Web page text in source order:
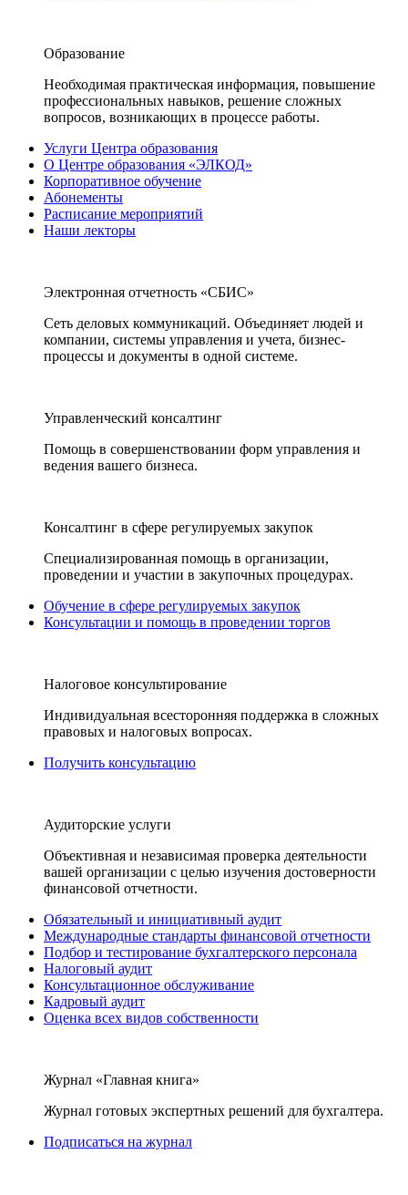
Образование
Необходимая практическая информация, повышение
профессиональных навыков, решение сложных
вопросов, возникающих в процессе работы.
Услуги Центра образования
О Центре образования «ЭЛКОД»
Корпоративное обучение
Абонементы
Расписание мероприятий
Наши лекторы
Электронная отчетность «СБИС»
Сеть деловых коммуникаций. Объединяет людей и
компании, системы управления и учета, бизнес-
процессы и документы в одной системе.
Управленческий консалтинг
Помощь в совершенствовании форм управления и
ведения вашего бизнеса.
Консалтинг в сфере регулируемых закупок
Специализированная помощь в организации,
проведении и участии в закупочных процедурах.
Обучение в сфере регулируемых закупок
Консультации и помощь в проведении торгов
Налоговое консультирование
Индивидуальная всесторонняя поддержка в сложных
правовых и налоговых вопросах.
Получить консультацию
Аудиторские услуги
Объективная и независимая проверка деятельности
вашей организации с целью изучения достоверности
финансовой отчетности.
Обязательный и инициативный аудит
Международные стандарты финансовой отчетности
Подбор и тестирование бухгалтерского персонала
Налоговый аудит
Консультационное обслуживание
Кадровый аудит
Оценка всех видов собственности
Журнал «Главная книга»
Журнал готовых экспертных решений для бухгалтера.
Подписаться на журнал